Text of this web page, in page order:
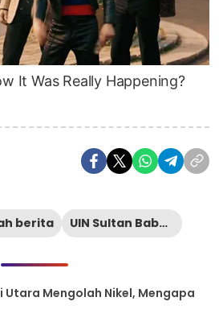
berita UIN Sultan Babullah
Mengolah Nikel, Mengapa